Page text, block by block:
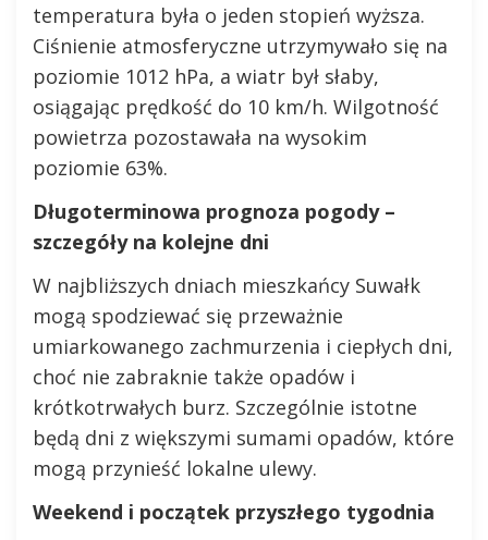
temperatura była o jeden stopień wyższa.
Ciśnienie atmosferyczne utrzymywało się na
poziomie 1012 hPa, a wiatr był słaby,
osiągając prędkość do 10 km/h. Wilgotność
powietrza pozostawała na wysokim
poziomie 63%.
Długoterminowa prognoza pogody –
szczegóły na kolejne dni
W najbliższych dniach mieszkańcy Suwałk
mogą spodziewać się przeważnie
umiarkowanego zachmurzenia i ciepłych dni,
choć nie zabraknie także opadów i
krótkotrwałych burz. Szczególnie istotne
będą dni z większymi sumami opadów, które
mogą przynieść lokalne ulewy.
Weekend i początek przyszłego tygodnia